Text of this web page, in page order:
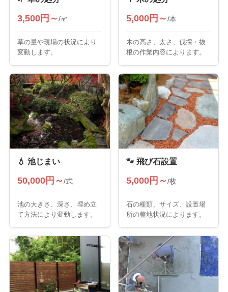
3,500円～/㎡
草の量や現場の状況により
変動します。
5,000円～/本
木の高さ、太さ、伐採・抜
根の作業内容によります。
💧 池じまい
50,000円～/式
池の大きさ、深さ、埋め立
て方法により変動します。
🐾 飛び石設置
5,000円～/枚
石の種類、サイズ、設置場
所の整地状況によります。